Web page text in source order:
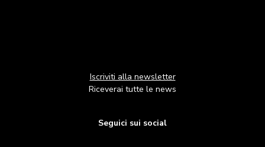
Iscriviti alla newsletter
Riceverai tutte le news
Seguici sui social